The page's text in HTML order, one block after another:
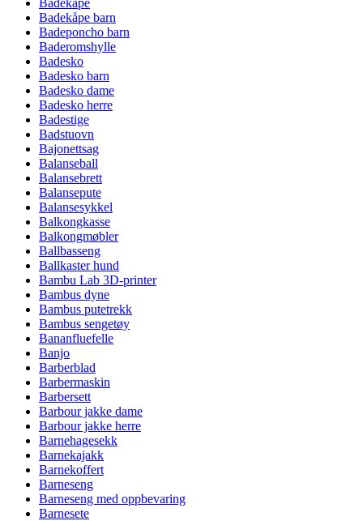
Badekåpe
Badekåpe barn
Badeponcho barn
Baderomshylle
Badesko
Badesko barn
Badesko dame
Badesko herre
Badestige
Badstuovn
Bajonettsag
Balanseball
Balansebrett
Balansepute
Balansesykkel
Balkongkasse
Balkongmøbler
Ballbasseng
Ballkaster hund
Bambu Lab 3D-printer
Bambus dyne
Bambus putetrekk
Bambus sengetøy
Bananfluefelle
Banjo
Barberblad
Barbermaskin
Barbersett
Barbour jakke dame
Barbour jakke herre
Barnehagesekk
Barnekajakk
Barnekoffert
Barneseng
Barneseng med oppbevaring
Barnesete